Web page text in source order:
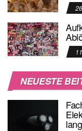
NEUESTE